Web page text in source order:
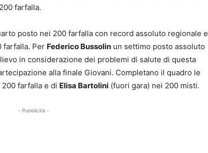
farfalla.
posto nei 200 farfalla con record assoluto regionale e
farfalla. Per Federico Bussolin un settimo posto assoluto
in considerazione dei problemi di salute di questa
alla finale Giovani. Completano il quadro le
farfalla e di Elisa Bartolini (fuori gara) nei 200 misti.
- Pubblicità -